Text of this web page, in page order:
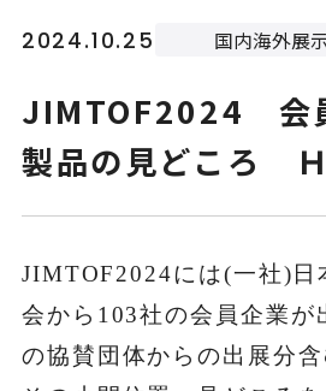
ENGLISH
ニュース
2024.10.25 国内海外展
JIMTOF2024 会
製品の見どころ
JIMTOF2024には(一社)日
会から103社の会員企業が
の協賛団体からの出展分含